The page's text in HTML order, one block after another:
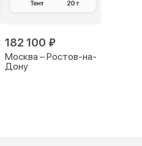
182 100 ₽
Москва – Ростов-на-
Дону